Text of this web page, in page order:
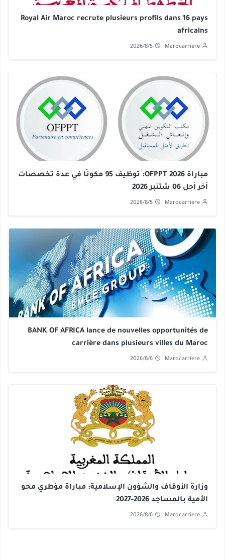
Royal Air Maroc recrute plusieurs profils dans 16 pays
africains
Marocarriere
2026/8/5
مباراة OFPPT 2026: توظيف 95 مكونًا في عدة تخصصات
آخر أجل 06 شتنبر 2026
Marocarriere
2026/8/5
BANK OF AFRICA lance de nouvelles opportunités de
carrière dans plusieurs villes du Maroc
Marocarriere
2026/8/6
وزارة الأوقاف والشؤون الإسلامية: مباراة مؤطري محو
الأمية بالمساجد 2026-2027
Marocarriere
2026/8/6